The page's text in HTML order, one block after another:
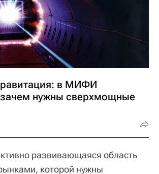
в МИФИ
нужны сверхмощные
развивающаяся область
которой нужны